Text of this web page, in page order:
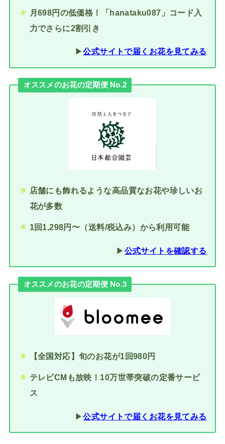
月698円の低価格！「hanataku087」コード入
力でさらに2割引き
▶︎公式サイトで届くお花を見てみる
オススメのお花の定期便 No.2
店舗にも飾れるような高品質なお花や珍しいお
花が多数
1回1,298円〜（送料/税込み）から利用可能
▶︎ 公式サイトを確認する
オススメのお花の定期便 No.3
【全国対応】旬のお花が1回980円
テレビCMも放映！10万世帯突破の定番サービ
ス
▶︎公式サイトで届くお花を見てみる